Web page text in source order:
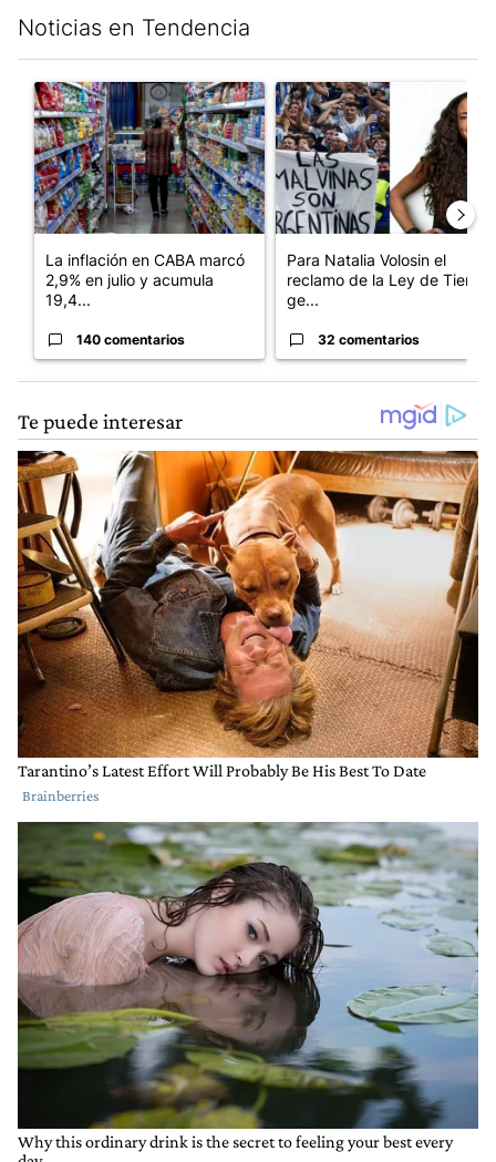
Noticias en Tendencia
Un artículo de tendencia con el título "La inflación en CABA
La inflación en CABA marcó
2,9% en julio y acumula
19,4...
140 comentarios
Un artículo de tendencia con
Para Natalia Volosin el
reclamo de la Ley de Tierras
ge...
32 comentarios